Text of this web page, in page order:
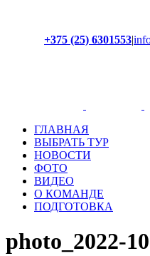
+375 (25) 6301553|
ГЛАВНАЯ
ВЫБРАТЬ ТУР
НОВОСТИ
ФОТО
ВИДЕО
О КОМАНДЕ
ПОДГОТОВКА
photo_2022-